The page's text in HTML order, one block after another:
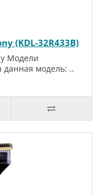
(KDL-32R433B)
Модели
данная модель: ..